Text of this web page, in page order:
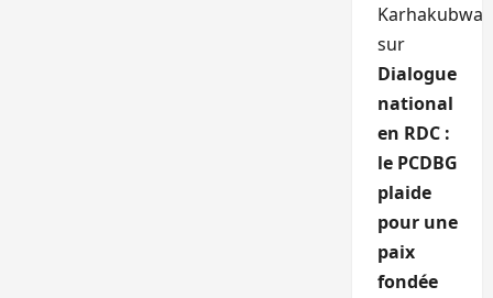
Karhakubwa
sur
Dialogue
national
en RDC :
le PCDBG
plaide
pour une
paix
fondée